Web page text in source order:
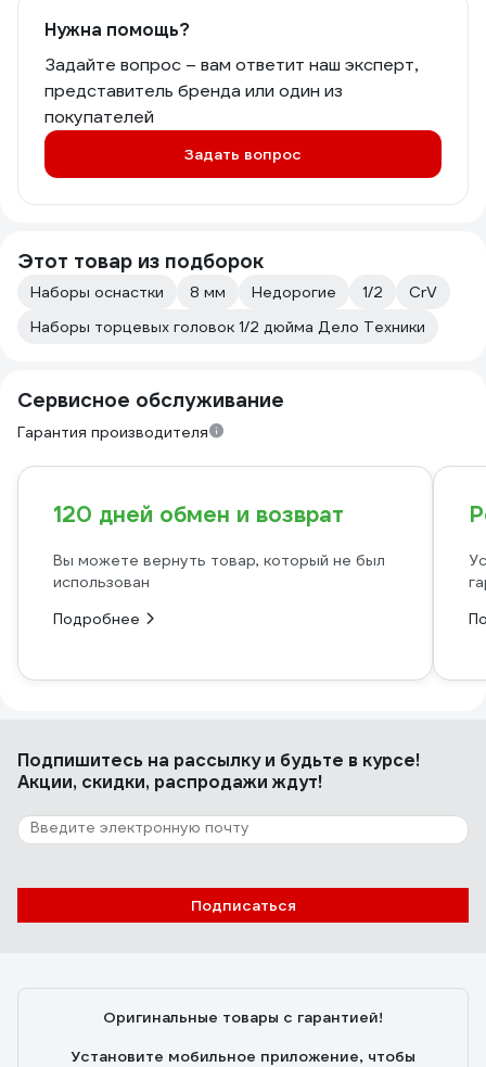
Нужна помощь?
Задайте вопрос – вам ответит наш эксперт,
представитель бренда или один из
покупателей
Задать вопрос
Этот товар из подборок
Наборы оснастки 8 мм Недорогие 1/2
CrV
Наборы торцевых головок 1/2 дюйма Дело Техники
Сервисное обслуживание
Гарантия производителя
120 дней обмен и возврат
Вы можете вернуть товар, который не был
использован
Подробнее
Подпишитесь на рассылкуи будьте в курсе!
Акции, скидки, распродажи ждут!
Подписаться
Оригинальные товары с гарантией!
Установите мобильное приложение, чтобы